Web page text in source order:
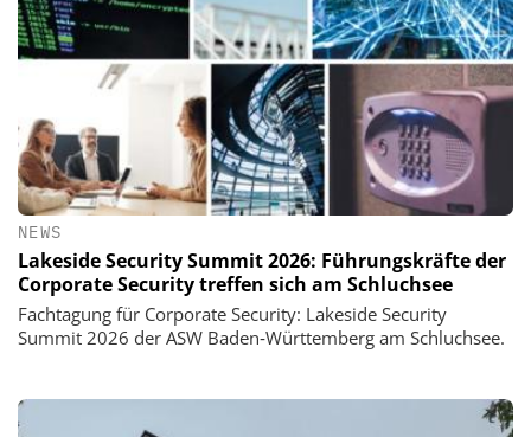
NEWS
Lakeside Security Summit 2026: Führungskräfte der
Corporate Security treffen sich am Schluchsee
Fachtagung für Corporate Security: Lakeside Security
Summit 2026 der ASW Baden‑Württemberg am Schluchsee.